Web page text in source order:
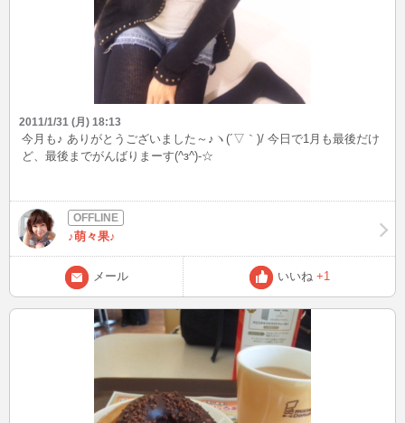
2011/1/31 (月) 18:13
今月も♪ ありがとうございました～♪ヽ(´▽｀)/ 今日で1月も最後だけ
ど、最後までがんばりまーす(^з^)-☆
♪萌々果♪
メール いいね +1